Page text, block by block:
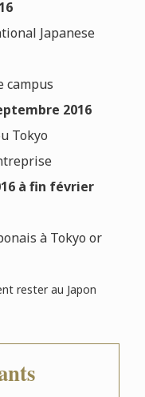
Japanese
campus
2016
Tokyo
à fin février
à Tokyo or
rester au Japon